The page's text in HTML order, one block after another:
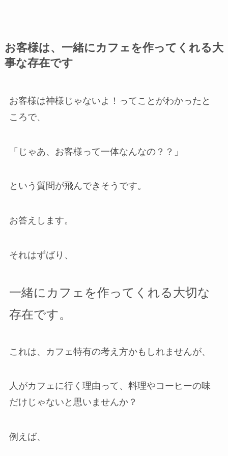
お客様は、一緒にカフェを作ってくれる大
事な存在です
お客様は神様じゃないよ！ってことがわかったと
ころで、
「じゃあ、お客様って一体なんなの？？」
という質問が飛んできそうです。
お答えします。
それはずばり、
一緒にカフェを作ってくれる大切な
存在です。
これは、カフェ特有の考え方かもしれませんが、
人がカフェに行く理由って、料理やコーヒーの味
だけじゃないと思いませんか？
例えば、